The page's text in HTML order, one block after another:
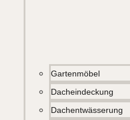
Gartenmöbel
Dacheindeckung
Dachentwässerung